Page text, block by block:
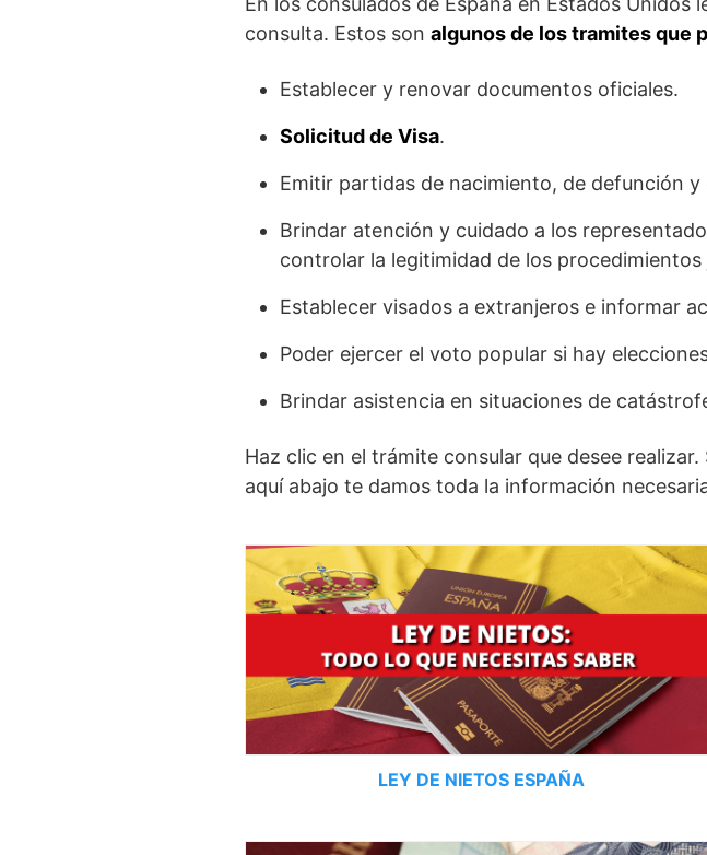
consulta. Estos son algunos de los tramites que
Establecer y renovar documentos oficiales.
Solicitud de Visa.
Emitir partidas de nacimiento, de defunción
Brindar atención y cuidado a los
controlar la legitimidad de los procedimientos
Establecer visados a extranjeros e informar
Poder ejercer el voto popular si hay
Brindar asistencia en situaciones de
Haz clic en el trámite consular que desee
aquí abajo te damos toda la información
LEY DE NIETOS ESPAÑA